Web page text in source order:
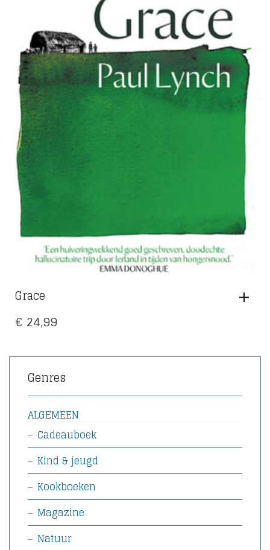
Grace
€ 24,99
Genres
ALGEMEEN
Cadeauboek
Kind & jeugd
Kookboeken
Magazine
Natuur